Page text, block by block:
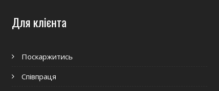
Для клієнта
Поскаржитись
Співпраця